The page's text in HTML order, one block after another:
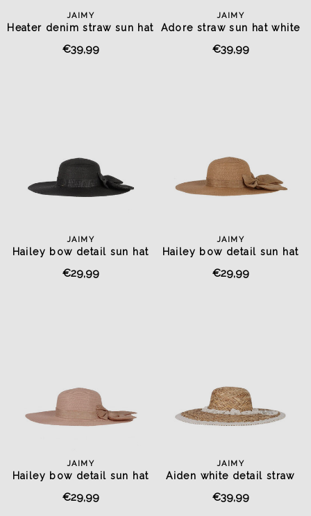
JAIMY
Heater denim straw sun hat
€39,99
JAIMY
Adore straw sun hat white
€39,99
JAIMY
Hailey bow detail sun hat
€29,99
JAIMY
Hailey bow detail sun hat
€29,99
JAIMY
Hailey bow detail sun hat
€29,99
JAIMY
Aiden white detail straw
€39,99